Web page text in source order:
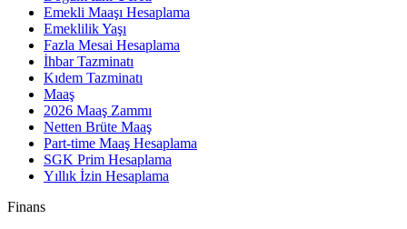
Emekli Maaşı Hesaplama
Emeklilik Yaşı
Fazla Mesai Hesaplama
İhbar Tazminatı
Kıdem Tazminatı
Maaş
2026 Maaş Zammı
Netten Brüte Maaş
Part-time Maaş Hesaplama
SGK Prim Hesaplama
Yıllık İzin Hesaplama
Finans